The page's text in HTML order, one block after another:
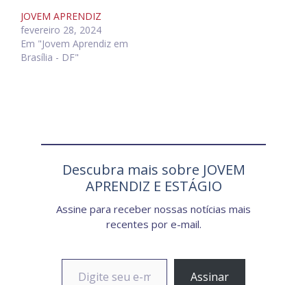
JOVEM APRENDIZ
fevereiro 28, 2024
Em "Jovem Aprendiz em
Brasília - DF"
Descubra mais sobre JOVEM
APRENDIZ E ESTÁGIO
Assine para receber nossas notícias mais
recentes por e-mail.
Digite seu e-mail…
Assinar